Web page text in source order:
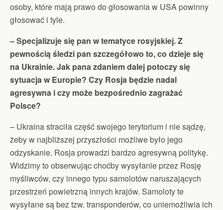
osoby, które mają prawo do głosowania w USA powinny
głosować i tyle.
– Specjalizuje się pan w tematyce rosyjskiej. Z
pewnością śledzi pan szczegółowo to, co dzieje się
na Ukrainie. Jak pana zdaniem dalej potoczy się
sytuacja w Europie? Czy Rosja będzie nadal
agresywna i czy może bezpośrednio zagrażać
Polsce?
– Ukraina straciła część swojego terytorium i nie sądzę,
żeby w najbliższej przyszłości możliwe było jego
odzyskanie. Rosja prowadzi bardzo agresywną politykę.
Widzimy to obserwując choćby wysyłanie przez Rosję
myśliwców, czy innego typu samolotów naruszających
przestrzeń powietrzną innych krajów. Samoloty te
wysyłane są bez tzw. transponderów, co uniemożliwia ich